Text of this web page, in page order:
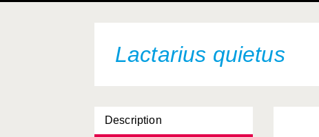
Lactarius quietus
Description